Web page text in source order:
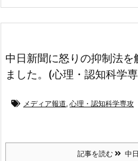
中日新聞に怒りの抑制法
ました。(心理・認知科学
メディア報道, 心理・認知科学専攻
記事を読む 中